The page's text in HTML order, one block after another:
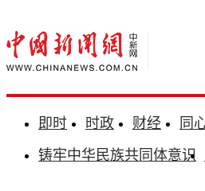
即时 时政 财经 同
铸牢中华民族共同体意识